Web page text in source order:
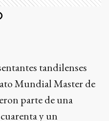
tandilenses
Mundial Master de
parte de una
y un